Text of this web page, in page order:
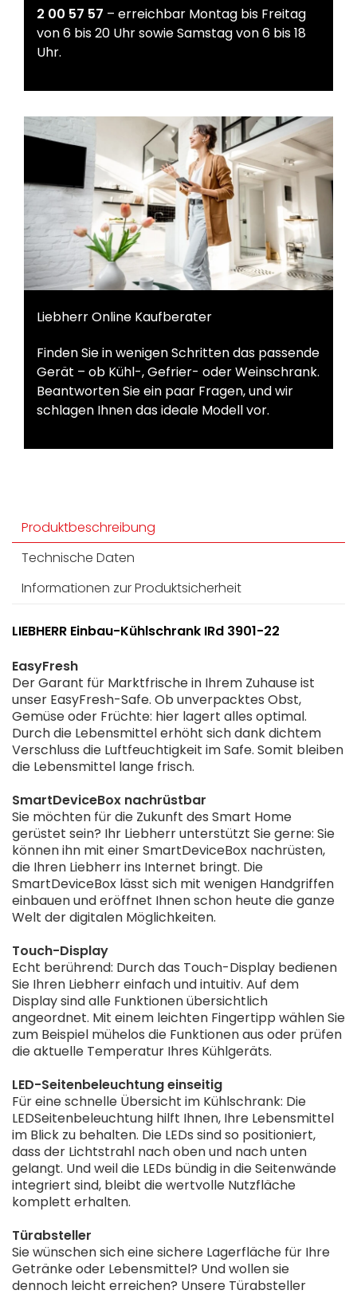
2 00 57 57 – erreichbar Montag bis Freitag
von 6 bis 20 Uhr sowie Samstag von 6 bis 18
Uhr.
Liebherr Online Kaufberater
Finden Sie in wenigen Schritten das passende
Gerät – ob Kühl-, Gefrier- oder Weinschrank.
Beantworten Sie ein paar Fragen, und wir
schlagen Ihnen das ideale Modell vor.
Produktbeschreibung
Technische Daten
Informationen zur Produktsicherheit
LIEBHERR Einbau-Kühlschrank IRd 3901-22
EasyFresh
Der Garant für Marktfrische in Ihrem Zuhause ist
unser EasyFresh-Safe. Ob unverpacktes Obst,
Gemüse oder Früchte: hier lagert alles optimal.
Durch die Lebensmittel erhöht sich dank dichtem
Verschluss die Luftfeuchtigkeit im Safe. Somit bleiben
die Lebensmittel lange frisch.
SmartDeviceBox nachrüstbar
Sie möchten für die Zukunft des Smart Home
gerüstet sein? Ihr Liebherr unterstützt Sie gerne: Sie
können ihn mit einer SmartDeviceBox nachrüsten,
die Ihren Liebherr ins Internet bringt. Die
SmartDeviceBox lässt sich mit wenigen Handgriffen
einbauen und eröffnet Ihnen schon heute die ganze
Welt der digitalen Möglichkeiten.
Touch-Display
Echt berührend: Durch das Touch-Display bedienen
Sie Ihren Liebherr einfach und intuitiv. Auf dem
Display sind alle Funktionen übersichtlich
angeordnet. Mit einem leichten Fingertipp wählen Sie
zum Beispiel mühelos die Funktionen aus oder prüfen
die aktuelle Temperatur Ihres Kühlgeräts.
LED-Seitenbeleuchtung einseitig
Für eine schnelle Übersicht im Kühlschrank: Die
LEDSeitenbeleuchtung hilft Ihnen, Ihre Lebensmittel
im Blick zu behalten. Die LEDs sind so positioniert,
dass der Lichtstrahl nach oben und nach unten
gelangt. Und weil die LEDs bündig in die Seitenwände
integriert sind, bleibt die wertvolle Nutzfläche
komplett erhalten.
Türabsteller
Sie wünschen sich eine sichere Lagerfläche für Ihre
Getränke oder Lebensmittel? Und wollen sie
dennoch leicht erreichen? Unsere Türabsteller